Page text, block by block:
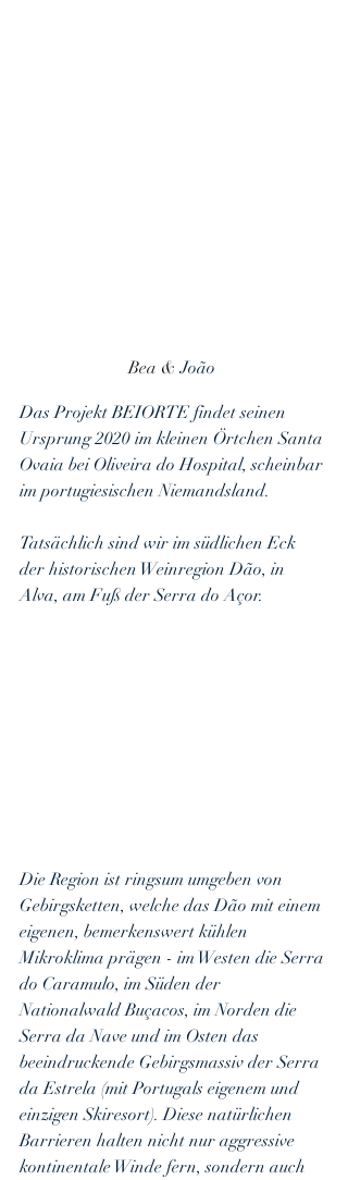
Bea & João
Das Projekt BEIORTE findet seinen
Ursprung 2020 im kleinen Örtchen Santa
Ovaia bei Oliveira do Hospital, scheinbar
im portugiesischen Niemandsland.
Tatsächlich sind wir im südlichen Eck
der historischen Weinregion Dão, in
Alva, am Fuß der Serra do Açor.
Die Region ist ringsum umgeben von
Gebirgsketten, welche das Dão mit einem
eigenen, bemerkenswert kühlen
Mikroklima prägen - im Westen die Serra
do Caramulo, im Süden der
Nationalwald Buçacos, im Norden die
Serra da Nave und im Osten das
beeindruckende Gebirgsmassiv der Serra
da Estrela (mit Portugals eigenem und
einzigen Skiresort). Diese natürlichen
Barrieren halten nicht nur aggressive
kontinentale Winde fern, sondern auch